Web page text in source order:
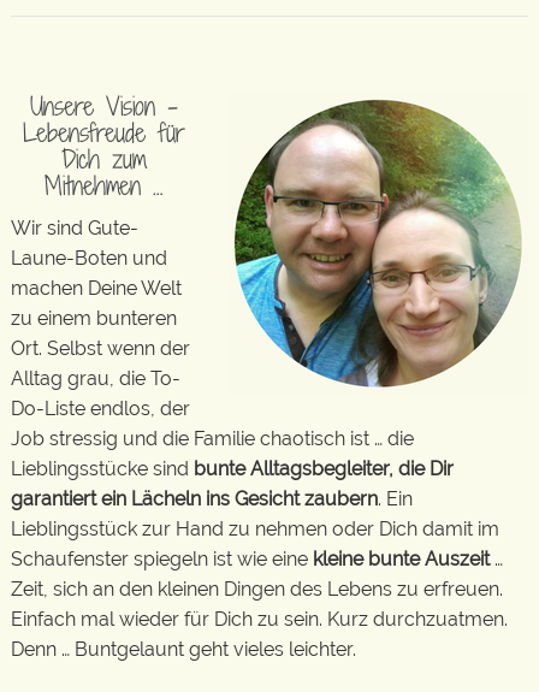
Unsere Vision –
Lebensfreude für
Dich zum
Mitnehmen …
Wir sind Gute-
Laune-Boten und
machen Deine Welt
zu einem bunteren
Ort. Selbst wenn der
Alltag grau, die To-
Do-Liste endlos, der
Job stressig und die Familie chaotisch ist … die
Lieblingsstücke sind bunte Alltagsbegleiter, die Dir
garantiert ein Lächeln ins Gesicht zaubern. Ein
Lieblingsstück zur Hand zu nehmen oder Dich damit im
Schaufenster spiegeln ist wie eine kleine bunte Auszeit…
Zeit, sich an den kleinen Dingen des Lebens zu erfreuen.
Einfach mal wieder für Dich zu sein. Kurz durchzuatmen.
Denn … Buntgelaunt geht vieles leichter.